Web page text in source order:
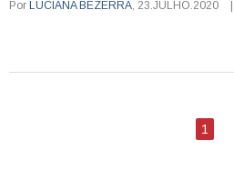
Por LUCIANA BEZERRA, 23.JULHO.2020
1